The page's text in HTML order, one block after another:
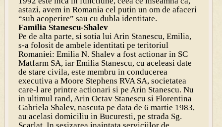
astazi, avem in Romania cel putin un om de afaceri
“sub acoperire” sau cu dubla identitate.
Familia Stanescu-Shalev
Pe de alta parte, si sotia lui Arin Stanescu, Emilia,
s-a folosit de ambele identitati pe teritoriul
Romaniei: Emilia N. Shalev a fost actionar in SC
Matfarm SA, iar Emilia Stanescu, cu aceleasi date
de stare civila, este membru in conducerea
executiva a Moore Stephens RVA SA, societatea
care-l are printre actionari si pe Arin Stanescu. Nu
in ultimul rand, Arin Octav Stanescu si Florentina
Gabriela Shalev, nascuta pe data de 6 martie 1983,
au acelasi domiciliu in Bucuresti, pe strada Sg.